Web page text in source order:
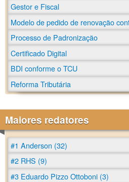
Gestor e Fiscal
Modelo de pedido de renovação
Processo de Padronização
Certificado Digital
BDI conforme o TCU
Reforma Tributária
Maiores redatores
#1 Anderson (32)
#2 RHS (9)
#3 Eduardo Pizzo Ottoboni (3)